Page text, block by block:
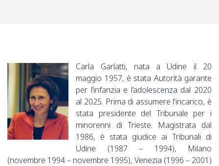
Carla Garlatti, nata a Udine il 20
maggio 1957, è stata Autorità garante
per l’infanzia e l’adolescenza dal 2020
al 2025. Prima di assumere l'incarico, è
stata presidente del Tribunale per i
minorenni di Trieste. Magistrata dal
1986, è stata giudice ai Tribunali di
Udine (1987 – 1994), Milano
(novembre 1994 – novembre 1995), Venezia (1996 – 2001)